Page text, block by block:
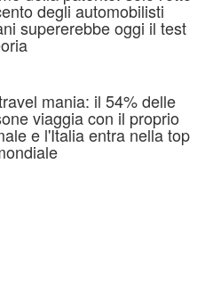
degli automobilisti
supererebbe oggi il test
mania: il 54% delle
viaggia con il proprio
e l'Italia entra nella top